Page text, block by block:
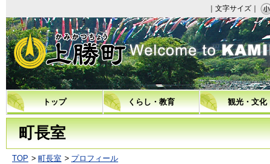
｜文字サイズ｜
上勝町
トップ くらし・教育 観光・文化
町長室
TOP 町長室 プロフィール